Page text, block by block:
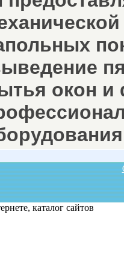
окон и
каталог сайтов